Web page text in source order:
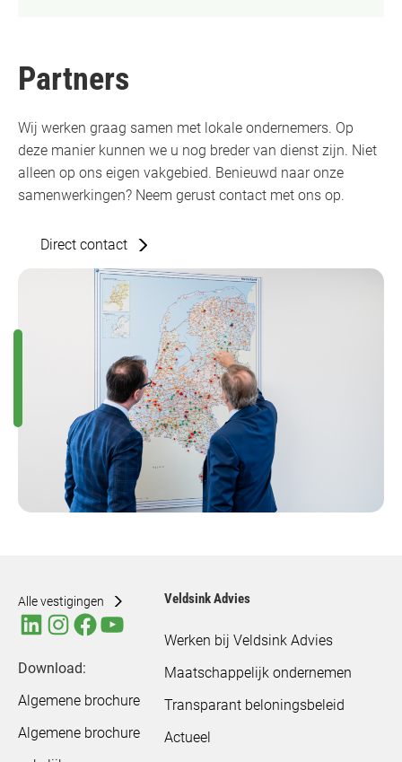
Partners
Wij werken graag samen met lokale ondernemers. Op
deze manier kunnen we u nog breder van dienst zijn. Niet
alleen op ons eigen vakgebied. Benieuwd naar onze
samenwerkingen? Neem gerust contact met ons op.
Direct contact
Alle vestigingen
Download:
Algemene brochure
Algemene brochure
Veldsink Advies
Werken bij Veldsink Advies
Maatschappelijk ondernemen
Transparant beloningsbeleid
Actueel